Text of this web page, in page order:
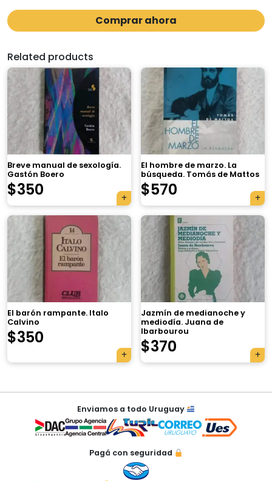
Comprar ahora
Related products
Breve manual de sexología.
Gastón Boero
$350
El hombre de marzo. La
búsqueda. Tomás de Mattos
$570
El barón rampante. Italo
Calvino
$350
Jazmín de medianoche y
mediodía. Juana de
Ibarbourou
$370
Navegación
entradas
Enviamos a todo Uruguay
Pagá con seguridad
×
Tu carrito está vacío.
Agregá un producto y aparecerá acá
automáticamente.